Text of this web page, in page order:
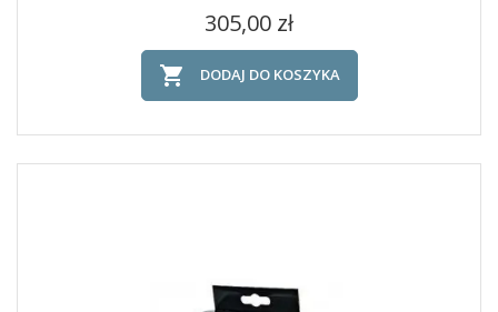
Cena
305,00 zł
 DODAJ DO KOSZYKA